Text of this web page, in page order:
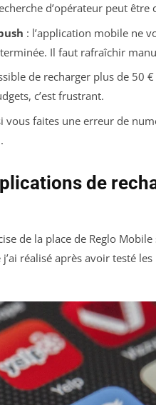
d’opérateur peut être
: l’application mobile ne
Il faut rafraîchir
de recharger plus de 50
c’est frustrant.
vous faites une erreur de
de
de la place de Reglo
réalisé après avoir testé